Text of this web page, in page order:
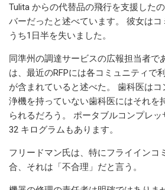
Tulita からの代替品の飛行を支援した
バーだったと述べています。 彼女は
うち1日半を失いました。
同準州の調達サービスの広報担当者で
は、最近のRFPには各コミュニティで
が含まれていると述べた。 歯科医は
浄機を持っていない歯科医にはそれを
られるだろう。 ポータブルコンプレッ
32 キログラムもあります。
フリードマン氏は、特にフライインコ
合、それは「不合理」だと言う。